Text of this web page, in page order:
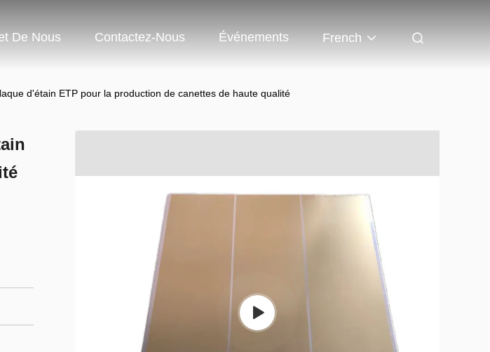
De Nous Contactez-Nous Événements French
d'étain ETP pour la production de canettes de haute qualité